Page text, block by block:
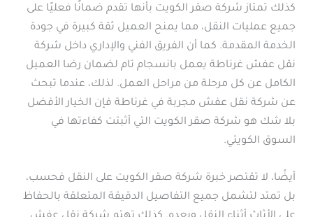
كذلك تمتاز شركة صقر الكويت بأنها تقدم ضمانًا فعليًا على
جميع عمليات النقل، مما يمنح العميل ثقة كبيرة في جودة
الخدمة المقدمة. كما أن الفريق الفني والإداري داخل شركة
نقل عفش غرناطة يعمل بانسجام تام لضمان رضا العميل
الكامل عن كل مرحلة من مراحل العمل. لذلك، عندما تبحث
عن شركة نقل عفش مجربة في غرناطة فإن الخيار الأفضل
بلا شك هو شركة صقر الكويت التي أثبتت كفاءتها في
السوق الكويتي.
أيضًا، لا تقتصر خبرة شركة صقر الكويت على النقل فحسب،
بل تمتد لتشمل جميع التفاصيل الدقيقة المتعلقة بالحفاظ